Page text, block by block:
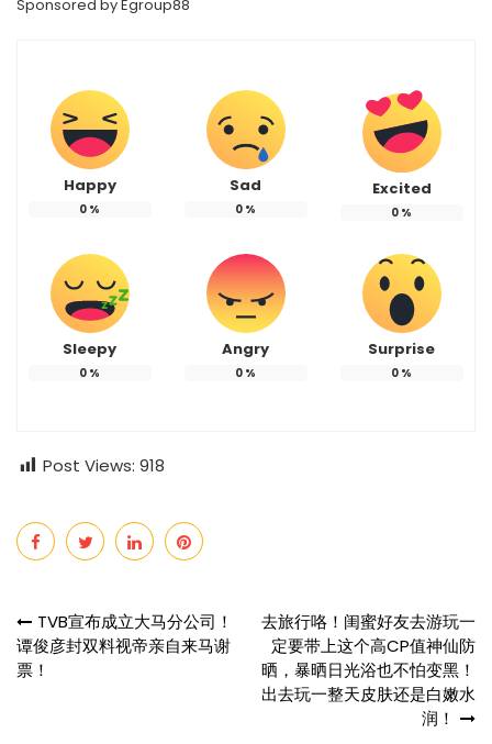
Sponsored byEgroup88
Happy
0 %
Sad
0 %
Excited
0 %
Sleepy
0 %
Angry
0 %
Surprise
0 %
Post Views: 918
Post
navigation
TVB宣布成立大马分公司！
谭俊彦封双料视帝亲自来马谢
票！
去旅行咯！闺蜜好友去游玩一
定要带上这个高CP值神仙防
晒，暴晒日光浴也不怕变黑！
出去玩一整天皮肤还是白嫩水
润！